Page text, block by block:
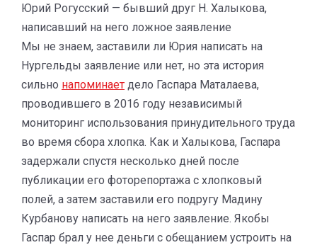
Юрий Рогусский — бывший друг Н. Халыкова,
написавший на него ложное заявление
Мы не знаем, заставили ли Юрия написать на
Нургельды заявление или нет, но эта история
сильно напоминает дело Гаспара Маталаева,
проводившего в 2016 году независимый
мониторинг использования принудительного труда
во время сбора хлопка. Как и Халыкова, Гаспара
задержали спустя несколько дней после
публикации его фоторепортажа с хлопковый
полей, а затем заставили его подругу Мадину
Курбанову написать на него заявление. Якобы
Гаспар брал у нее деньги с обещанием устроить на